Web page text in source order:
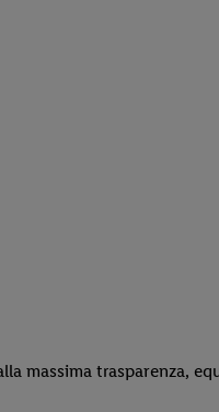
massima trasparenza,